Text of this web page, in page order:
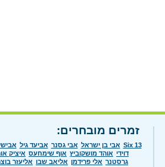
זמרים מובחרים:
Six 13 אבי בן ישראל אבי גסנר אביעד גיל
דוידי אוהד מושקוביץ אוף שימחעס איציק
גרסטנר אלי פרידמן אליאב שבו אליעזר